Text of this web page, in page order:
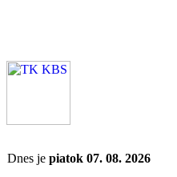
Dnes je piatok 07. 08. 2026